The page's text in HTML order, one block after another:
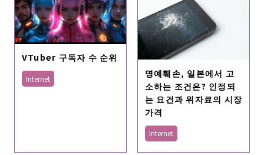
VTuber 구독자 수 순위
Internet
명예훼손, 일본에서 고
소하는 조건은? 인정되
는 요건과 위자료의 시장
가격
Internet